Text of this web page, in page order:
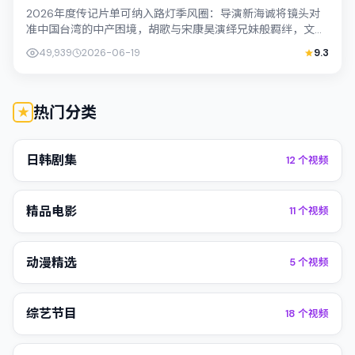
2026年度传记片单可纳入路灯季风圈：导演新海诚将镜头对
准中国台湾的中产困境，胡歌与宋康昊演绎兄妹般羁绊，文本
层面兼顾悬疑线索与情感救赎，搜索引...
49,939 2026-06-19 9.3
热门分类
日韩剧集 12 个视频
精品电影 11个视频
动漫精选 5个视频
综艺节目 18 个视频